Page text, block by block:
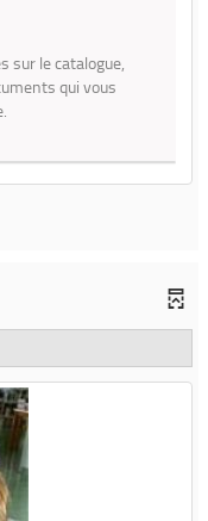
sur le catalogue,
qui vous
le catalogue, recevoir